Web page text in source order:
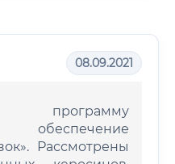
08.09.2021
обеспечение
Рассмотрены